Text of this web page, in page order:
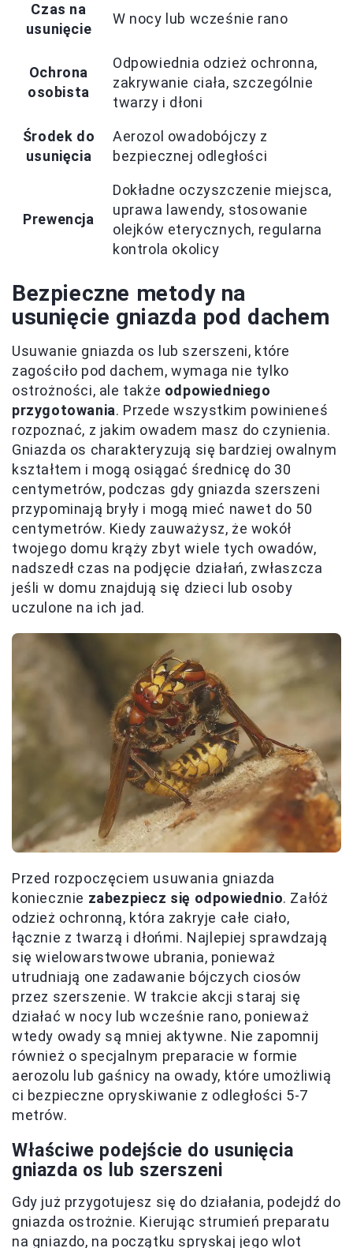
Czas na
usunięcie
W nocy lub wcześnie rano
Ochrona
osobista
Odpowiednia odzież ochronna,
zakrywanie ciała, szczególnie
twarzy i dłoni
Środek do
usunięcia
Aerozol owadobójczy z
bezpiecznej odległości
Prewencja
Dokładne oczyszczenie miejsca,
uprawa lawendy, stosowanie
olejków eterycznych, regularna
kontrola okolicy
Bezpieczne metody na
usunięcie gniazda pod dachem
Usuwanie gniazda os lub szerszeni, które
zagościło pod dachem, wymaga nie tylko
ostrożności, ale także odpowiedniego
przygotowania. Przede wszystkim powinieneś
rozpoznać, z jakim owadem masz do czynienia.
Gniazda os charakteryzują się bardziej owalnym
kształtem i mogą osiągać średnicę do 30
centymetrów, podczas gdy gniazda szerszeni
przypominają bryły i mogą mieć nawet do 50
centymetrów. Kiedy zauważysz, że wokół
twojego domu krąży zbyt wiele tych owadów,
nadszedł czas na podjęcie działań, zwłaszcza
jeśli w domu znajdują się dzieci lub osoby
uczulone na ich jad.
Przed rozpoczęciem usuwania gniazda
koniecznie zabezpiecz się odpowiednio. Załóż
odzież ochronną, która zakryje całe ciało,
łącznie z twarzą i dłońmi. Najlepiej sprawdzają
się wielowarstwowe ubrania, ponieważ
utrudniają one zadawanie bójczych ciosów
przez szerszenie. W trakcie akcji staraj się
działać w nocy lub wcześnie rano, ponieważ
wtedy owady są mniej aktywne. Nie zapomnij
również o specjalnym preparacie w formie
aerozolu lub gaśnicy na owady, które umożliwią
ci bezpieczne opryskiwanie z odległości 5-7
metrów.
Właściwe podejście do usunięcia
gniazda os lub szerszeni
Gdy już przygotujesz się do działania, podejdź do
gniazda ostrożnie. Kierując strumień preparatu
na gniazdo, na początku spryskaj jego wlot